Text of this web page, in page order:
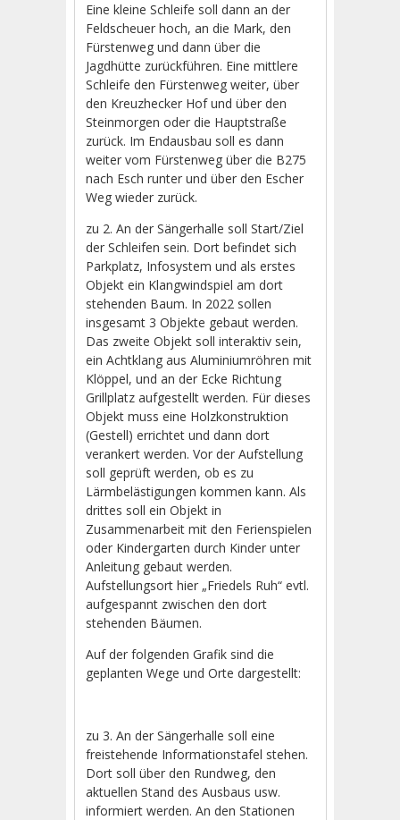
Eine kleine Schleife soll dann an der
Feldscheuer hoch, an die Mark, den
Fürstenweg und dann über die
Jagdhütte zurückführen. Eine mittlere
Schleife den Fürstenweg weiter, über
den Kreuzhecker Hof und über den
Steinmorgen oder die Hauptstraße
zurück. Im Endausbau soll es dann
weiter vom Fürstenweg über die B275
nach Esch runter und über den Escher
Weg wieder zurück.
zu 2. An der Sängerhalle soll Start/Ziel
der Schleifen sein. Dort befindet sich
Parkplatz, Infosystem und als erstes
Objekt ein Klangwindspiel am dort
stehenden Baum. In 2022 sollen
insgesamt 3 Objekte gebaut werden.
Das zweite Objekt soll interaktiv sein,
ein Achtklang aus Aluminiumröhren mit
Klöppel, und an der Ecke Richtung
Grillplatz aufgestellt werden. Für dieses
Objekt muss eine Holzkonstruktion
(Gestell) errichtet und dann dort
verankert werden. Vor der Aufstellung
soll geprüft werden, ob es zu
Lärmbelästigungen kommen kann. Als
drittes soll ein Objekt in
Zusammenarbeit mit den Ferienspielen
oder Kindergarten durch Kinder unter
Anleitung gebaut werden.
Aufstellungsort hier „Friedels Ruh“ evtl.
aufgespannt zwischen den dort
stehenden Bäumen.
Auf der folgenden Grafik sind die
geplanten Wege und Orte dargestellt:
zu 3. An der Sängerhalle soll eine
freistehende Informationstafel stehen.
Dort soll über den Rundweg, den
aktuellen Stand des Ausbaus usw.
informiert werden. An den Stationen